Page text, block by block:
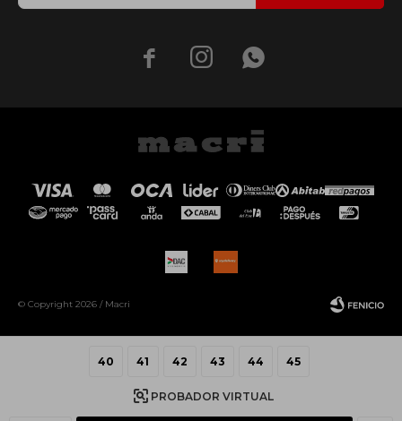
40 41 42 43 44 45
PROBADOR VIRTUAL
  
© Copyright 2026 / Macri